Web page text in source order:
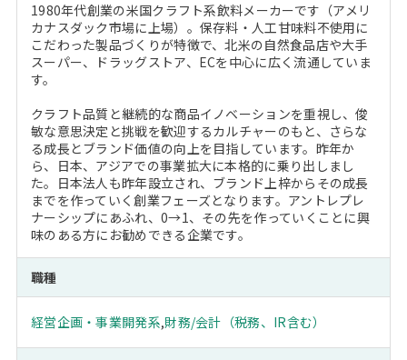
1980年代創業の米国クラフト系飲料メーカーです（アメリ
カナスダック市場に上場）。保存料・人工甘味料不使用に
こだわった製品づくりが特徴で、北米の自然食品店や大手
スーパー、ドラッグストア、ECを中心に広く流通していま
す。
クラフト品質と継続的な商品イノベーションを重視し、俊
敏な意思決定と挑戦を歓迎するカルチャーのもと、さらな
る成長とブランド価値の向上を目指しています。昨年か
ら、日本、アジアでの事業拡大に本格的に乗り出しまし
た。日本法人も昨年設立され、ブランド上梓からその成長
までを作っていく創業フェーズとなります。アントレプレ
ナーシップにあふれ、0→1、その先を作っていくことに興
味のある方にお勧めできる企業です。
職種
経営企画・事業開発系,財務/会計（税務、IR含む）